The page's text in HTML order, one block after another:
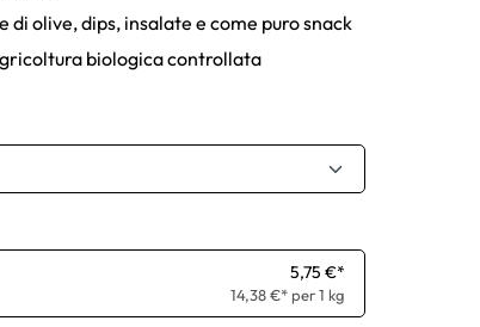
di olive, dips, insalate e come puro snack
biologica controllata
5,75 €*
14,38 €* per 1 kg